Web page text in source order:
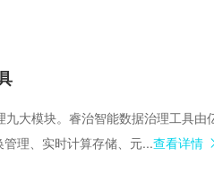
大模块。睿治智能数据治理工具由
理、实时计算存储、元...查看详情